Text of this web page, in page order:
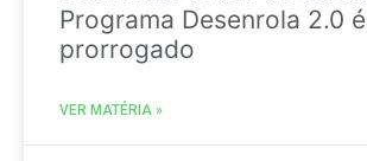
Programa Desenrola 2.0 é
prorrogado
VER MATÉRIA »